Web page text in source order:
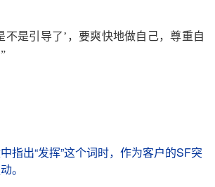
不是引导了’ ，要爽快地做自己，尊重自
”
指出“发挥”这个词时，作为客户的SF突
。